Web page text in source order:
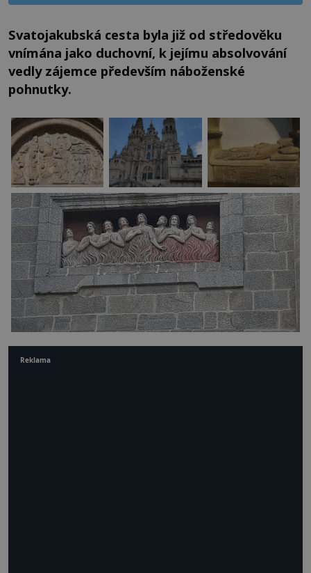
Svatojakubská cesta byla již od středověku
vnímána jako duchovní, k jejímu absolvování
vedly zájemce především náboženské
pohnutky.
Reklama